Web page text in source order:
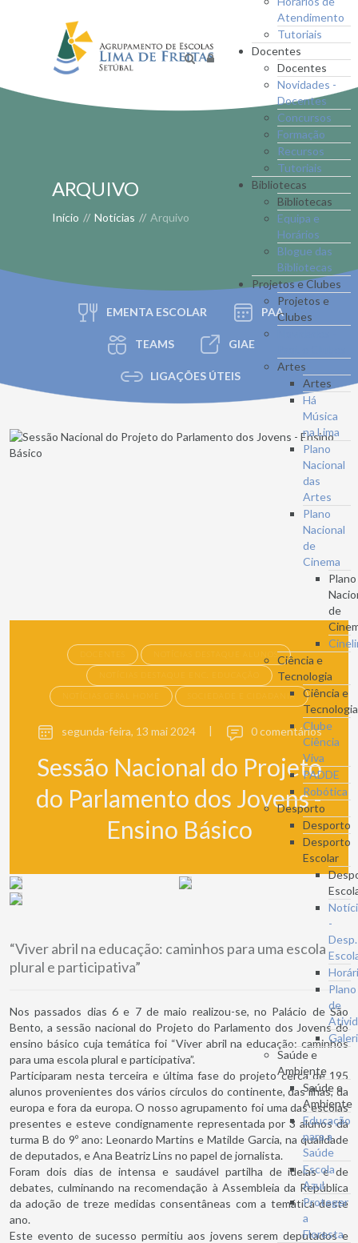
Atendimento
Tutoriais
Docentes
Docentes
Novidades -
Docentes
Concursos
Formação
Recursos
Tutoriais
Bibliotecas
Bibliotecas
Equipa e
Horários
Blogue das
Bibliotecas
Projetos e Clubes
Projetos e
Clubes
Artes
Artes
Há
Música
na Lima
Plano
Nacional
das
Artes
Plano
Nacional
de
Cinema
Plano
de
Ciência e
Tecnologia
Ciência e
Tecnologia
Clube
Ciência
Viva
PADDE
Robótica
Desporto
Desporto
Desporto
Escolar
-
Desp.
Plano
de
Saúde e
Ambiente
Saúde e
Ambiente
Educação
para a
Saúde
Escola
Azul
Proteger
a
Floresta
ARQUIVO
Início // Notícias // Arquivo
EMENTA ESCOLAR PAA
TEAMS GIAE
LIGAÇÕES ÚTEIS
DOCENTES NOTÍCIAS DESTAQUE ALUNOS
NOTÍCIAS DESTAQUE ENC. EDUCAÇÃO
NOTÍCIAS GERAL HOME SOCIEDADE E CIDADANIA
segunda-feira, 13 mai 2024 | 0 comentários
Sessão Nacional do Projeto
do Parlamento dos Jovens -
Ensino Básico
“Viver abril na educação: caminhos para uma escola
plural e participativa”
Nos passados dias 6 e 7 de maio realizou-se, no Palácio de São
Bento, a sessão nacional do Projeto do Parlamento dos Jovens do
ensino básico cuja temática foi “Viver abril na educação: caminhos
para uma escola plural e participativa”.
Participaram nesta terceira e última fase do projeto cerca de 195
alunos provenientes dos vários círculos do continente, das ilhas, da
europa e fora da europa. O nosso agrupamento foi uma das escolas
presentes e esteve condignamente representada por 3 alunos da
turma B do 9º ano: Leonardo Martins e Matilde Garcia, na qualidade
de deputados, e Ana Beatriz Lins no papel de jornalista.
Foram dois dias de intensa e saudável partilha de ideias e de
debates, culminando na recomendação à Assembleia da República
da adoção de treze medidas consentâneas com a temática deste
ano.
Este evento de sucesso permitiu aos jovens serem deputados e